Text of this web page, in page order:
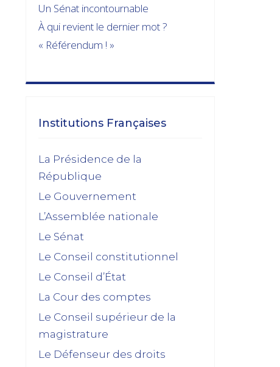
Un Sénat incontournable
À qui revient le dernier mot ?
« Référendum ! »
Institutions Françaises
La Présidence de la
République
Le Gouvernement
L’Assemblée nationale
Le Sénat
Le Conseil constitutionnel
Le Conseil d’État
La Cour des comptes
Le Conseil supérieur de la
magistrature
Le Défenseur des droits